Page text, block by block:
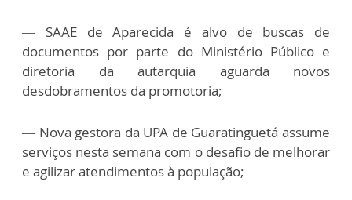
— SAAE de Aparecida é alvo de buscas de
documentos por parte do Ministério Público e
diretoria da autarquia aguarda novos
desdobramentos da promotoria;
— Nova gestora da UPA de Guaratinguetá assume
serviços nesta semana com o desafio de melhorar
e agilizar atendimentos à população;